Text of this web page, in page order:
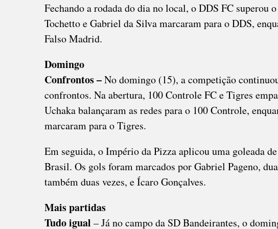
Fechando a rodada do dia no local, o DDS FC
Tochetto e Gabriel da Silva marcaram para o DDS,
Falso Madrid.
Domingo
Confrontos –No domingo (15), a competição
confrontos. Na abertura, 100 Controle FC e Tigres
Uchaka balançaram as redes para o 100 Controle,
marcaram para o Tigres.
Em seguida, o Império da Pizza aplicou uma goleada
Brasil. Os gols foram marcados por Gabriel Pageno,
também duas vezes, e Ícaro Gonçalves.
Mais partidas
Tudo igual – Já no campo da SD Bandeirantes, o